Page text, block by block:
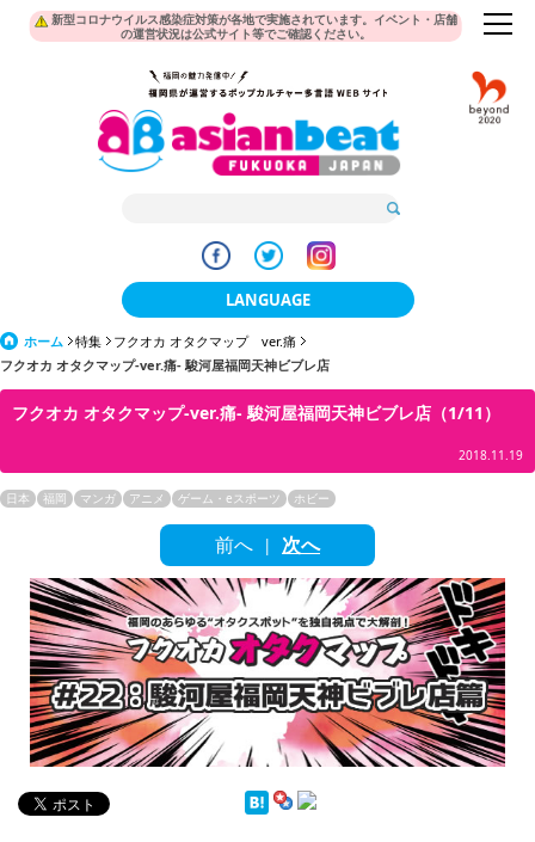
新型コロナウイルス感染症対策が各地で実施されています。イベント・店舗
の運営状況は公式サイト等でご確認ください。
LANGUAGE
日本語
한국어
繁體中文
English
ภาษาไทย
tiéng Viêt
Bahasa Indonesia
ホーム 特集
フクオカ オタクマップ ver.痛
フクオカ オタクマップ-ver.痛- 駿河屋福岡天神ビブレ店
フクオカ オタクマップ-ver.痛- 駿河屋福岡天神ビブレ店（1/11）
2018.11.19
日本 福岡 マンガ アニメ ゲーム・eスポーツ ホビー
前へ | 次へ